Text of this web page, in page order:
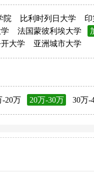
院 比利时列日大学
法国蒙彼利埃大学
大学 亚洲城市大学
-20万 20万-30万 30万-